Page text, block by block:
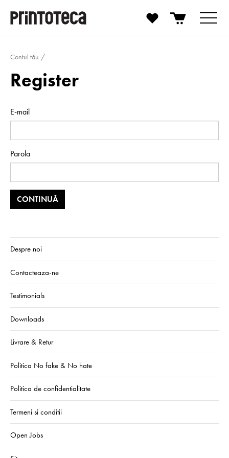
Contul tău
Register
E-mail
Parola
Despre noi
Contacteaza-ne
Testimonials
Downloads
Livrare & Retur
Politica No fake & No hate
Politica de confidentialitate
Termeni si conditii
Open Jobs